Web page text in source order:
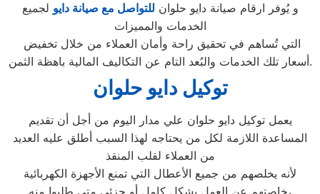
و يُوفر ارقام صيانة دايو حلوان للتواصل مع صيانة دايو لجميع
الخدمات والمميزات
أسعار تلك الخدمات والبُعد التام عن التكاليف المالية باهظة الثمن.
توكيل دايو حلوان
يعمل توكيل دايو حلوان علي مدار اليوم من أجل أن تقديم
المساعدة اللازمة لكل من يحتاجه لهذا السبب أطلق عليه العديد
من العملاء لقلب المنقذ
لأنه يخلصهم من جميع الأعطال التي تمنع الأجهزة الكهربائية
خاصتهم عن العمل بشكل كامل أو جزئي متي طلبوا منه،